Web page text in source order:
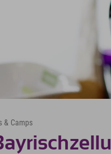
& Camps